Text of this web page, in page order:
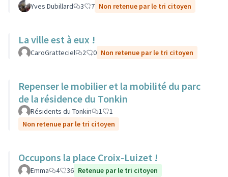
Yves Dubillard 3 7 Non retenue par le tri citoyen
La ville est à eux !
CaroGratteciel 2 0 Non retenue par le tri citoyen
Repenser le mobilier et la mobilité du parc
de la résidence du Tonkin
Résidents du Tonkin 1
1
Non retenue par le tri citoyen
Occupons la place Croix-Luizet !
Emma 4 36 Retenue par le tri citoyen